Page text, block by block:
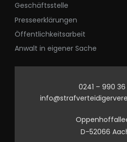
Geschäftsstelle
Presseerklärungen
Öffentlichkeitsarbeit
Anwalt in eigener Sache
0241 – 990
D-52066